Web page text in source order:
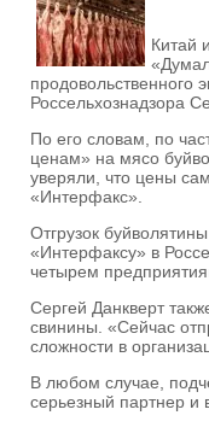
Китай
продовольственного
Россельхознадзора
По его словам, по
ценам» на мясо
уверяли, что цены
«Интерфакс».
Отгрузок
«Интерфаксу» в
четырем
Сергей Данкверт
свинины. «Сейчас
сложности в
В любом случае,
серьезный партнер и